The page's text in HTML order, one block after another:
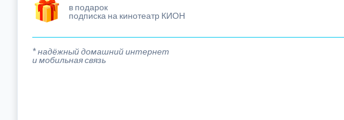
в подарок
подписка на кинотеатр КИОН
* надёжный домашний интернет
и мобильная связь